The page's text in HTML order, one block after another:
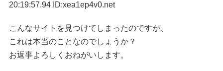
20:19:57.94 ID:xea1ep4v0.net
こんなサイトを見つけてしまったのですが、
これは本当のことなのでしょうか？
お返事よろしくおねがいします。